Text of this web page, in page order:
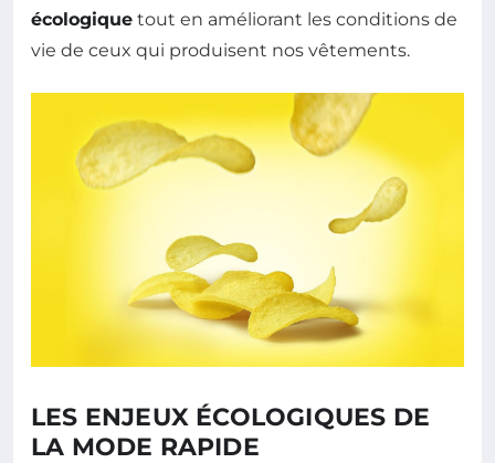
écologique tout en améliorant les conditions de
vie de ceux qui produisent nos vêtements.
LES ENJEUX ÉCOLOGIQUES DE
LA MODE RAPIDE